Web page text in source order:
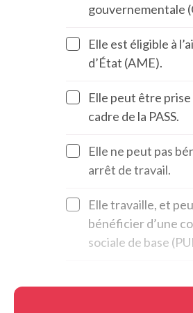
gouvernementale
Elle est éligible à
d’État (AME).
Elle peut être prise
cadre de la PASS.
Elle ne peut pas
arrêt de travail.
Elle travaille, et
bénéficier d’une
sociale de base